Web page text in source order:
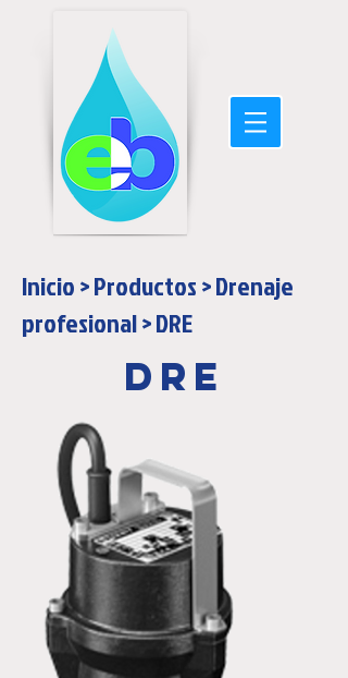
Inicio>Productos>Drenaje
profesional>DRE
DRE